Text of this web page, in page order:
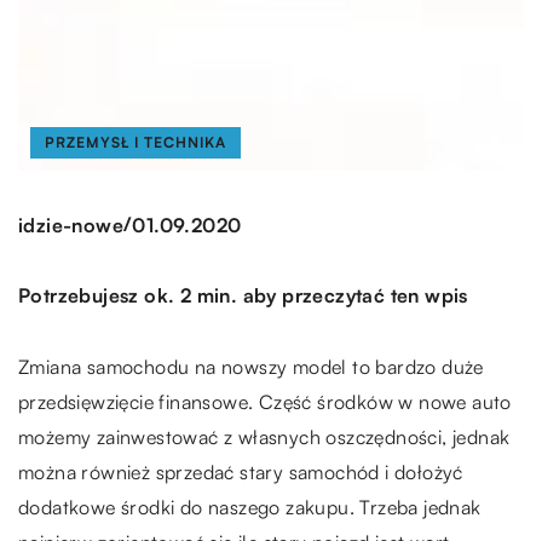
PRZEMYSŁ I TECHNIKA
idzie-nowe/01.09.2020
Potrzebujesz ok. 2 min. aby przeczytać ten wpis
Zmiana samochodu na nowszy model to bardzo duże
przedsięwzięcie finansowe. Część środków w nowe auto
możemy zainwestować z własnych oszczędności, jednak
można również sprzedać stary samochód i dołożyć
dodatkowe środki do naszego zakupu. Trzeba jednak